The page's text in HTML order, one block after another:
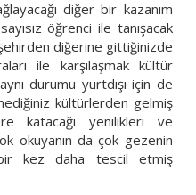
diğer bir kazanım
öğrenci ile tanışacak
diğerine gittiğinizde
ile karşılaşmak kültür
durumu yurtdışı için de
kültürlerden gelmiş
katacağı yenilikleri ve
okuyanın da çok gezenin
kez daha tescil etmiş